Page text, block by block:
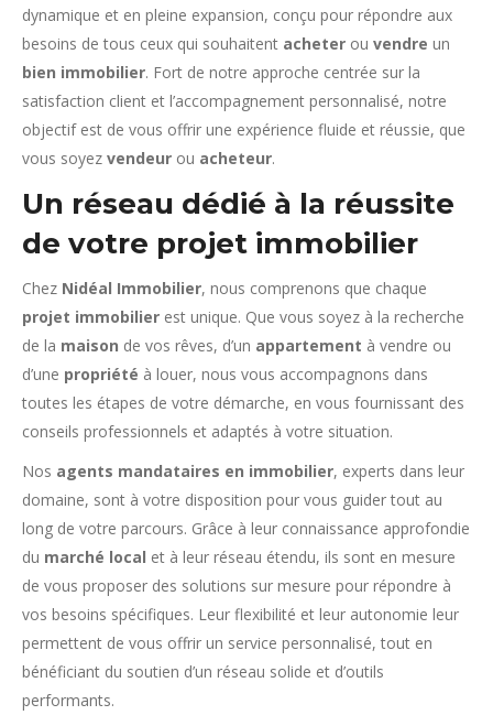
dynamique et en pleine expansion, conçu pour répondre aux
besoins de tous ceux qui souhaitent acheter ou vendre un
bien immobilier. Fort de notre approche centrée sur la
satisfaction client et l’accompagnement personnalisé, notre
objectif est de vous offrir une expérience fluide et réussie, que
vous soyez vendeur ou acheteur.
Un réseau dédié à la réussite
de votre projet immobilier
Chez Nidéal Immobilier, nous comprenons que chaque
projet immobilier est unique. Que vous soyez à la recherche
de la maison de vos rêves, d’un appartement à vendre ou
d’une propriété à louer, nous vous accompagnons dans
toutes les étapes de votre démarche, en vous fournissant des
conseils professionnels et adaptés à votre situation.
Nos agents mandataires en immobilier, experts dans leur
domaine, sont à votre disposition pour vous guider tout au
long de votre parcours. Grâce à leur connaissance approfondie
du marché local et à leur réseau étendu, ils sont en mesure
de vous proposer des solutions sur mesure pour répondre à
vos besoins spécifiques. Leur flexibilité et leur autonomie leur
permettent de vous offrir un service personnalisé, tout en
bénéficiant du soutien d’un réseau solide et d’outils
performants.